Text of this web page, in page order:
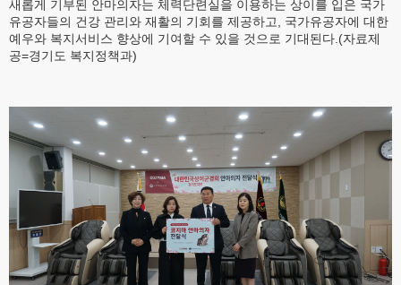
새롭게 기부된 안마의자는 체력단련실을 이용하는 상이를 입은 국가
유공자들의 건강 관리와 재활의 기회를 제공하고, 국가유공자에 대한
예우와 복지서비스 향상에 기여할 수 있을 것으로 기대된다.(자료제
공=경기도 복지정책과)